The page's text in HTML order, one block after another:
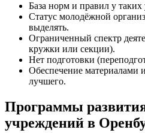
База норм и правил у таких
Статус молодёжной
выделять.
Ограниченный спектр
кружки или секции).
Нет подготовки
Обеспечение материалами
лучшего.
Программы
учреждений в